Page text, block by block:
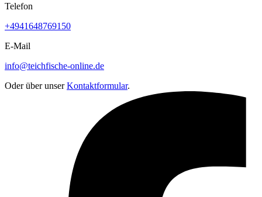
Telefon
+4941648769150
E-Mail
info@teichfische-online.de
Oder über unserKontaktformular.